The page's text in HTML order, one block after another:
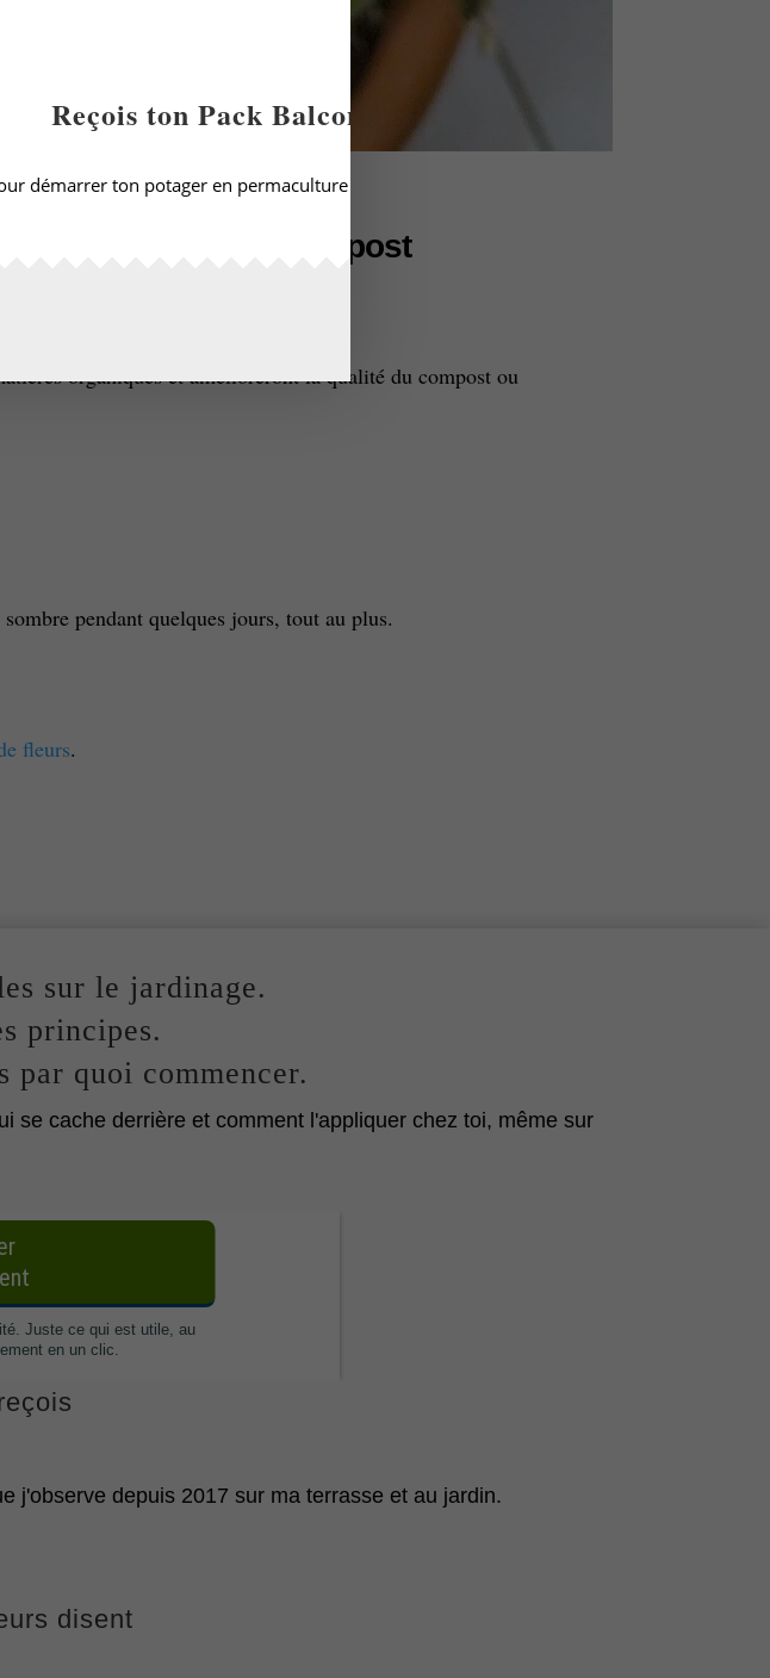
maison 🙂
activateur de compost
de compost ou ton
organiques et amélioreront la qualité du compost ou
pendant quelques jours, tout au plus.
fleurs.
sur le jardinage.
principes.
par quoi commencer.
se cache derrière et comment l'appliquer chez toi, même sur
j'observe depuis 2017 sur ma terrasse et au jardin.
disent
Reçois ton Pack Balcon
démarrer ton potager en permaculture sur 2 m², sans terreau, sans engrais, sans